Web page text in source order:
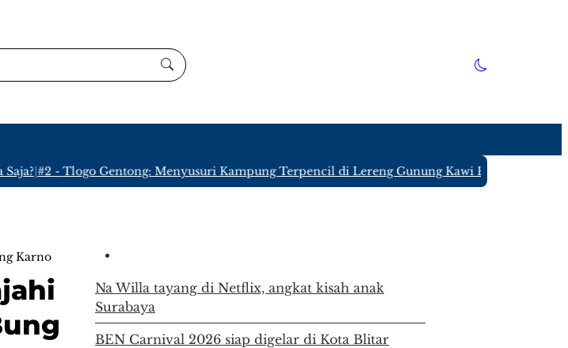
| #2 -Tlogo Gentong: Menyusuri Kampung Terpencil di Lereng Gunung Kawi Blitar yang Hanya
Karno
Na Willa tayang di Netflix, angkat kisah anak
Surabaya
BEN Carnival 2026 siap digelar di Kota Blitar